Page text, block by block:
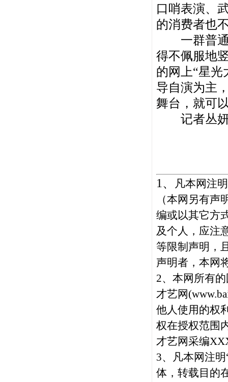
口哨表演、
的消费者也
一群普通
得不佩服地
的网上“星光
导自演为主
舞台，就可
记者丛
1 、
凡本网注
（本网另有
编或以其它方
及个人，应注
等限制声明，
声明者，本网
2、本网所有
才艺网(
他人使用的权
权在授权范围
才艺网采编
3、凡本网注
体，转载目的